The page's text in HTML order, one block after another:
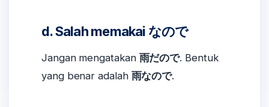
d. Salah memakai なので
Jangan mengatakan 雨だので. Bentuk
yang benar adalah 雨なので.